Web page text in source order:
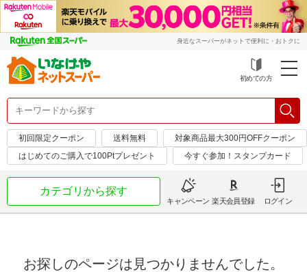
身近なスーパーがネットで便利に・おトクに
初めての方
初回限定クーポン 送料無料
対象商品最大300円OFFクーポン
はじめてのご購入で100Ptプレゼント
今すぐ参加！スタンプカード
カテゴリから探す
キャンペーン 楽天会員登録 ログイン
お探しのページは見つかりませんでした。